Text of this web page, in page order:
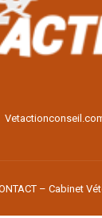
Voir le site
– Cabinet